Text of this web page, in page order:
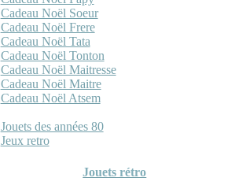
Cadeau Noël Soeur
Cadeau Noël Frere
Cadeau Noël Tata
Cadeau Noël Tonton
Cadeau Noël Maitresse
Cadeau Noël Maitre
Cadeau Noël Atsem
Jouets des années 80
Jeux retro
Jouets rétro